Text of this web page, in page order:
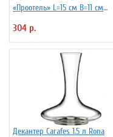
«Проотель» L=15 см B=11 см
304 р.
Декантер Carafes 1.5 л Rona